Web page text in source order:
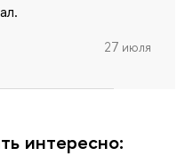
27 июля
интересно: